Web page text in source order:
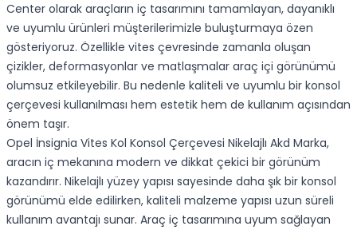
Center olarak araçların iç tasarımını tamamlayan, dayanıklı
ve uyumlu ürünleri müşterilerimizle buluşturmaya özen
gösteriyoruz. Özellikle vites çevresinde zamanla oluşan
çizikler, deformasyonlar ve matlaşmalar araç içi görünümü
olumsuz etkileyebilir. Bu nedenle kaliteli ve uyumlu bir konsol
çerçevesi kullanılması hem estetik hem de kullanım açısından
önem taşır.
Opel İnsignia Vites Kol Konsol Çerçevesi Nikelajlı Akd Marka,
aracın iç mekanına modern ve dikkat çekici bir görünüm
kazandırır. Nikelajlı yüzey yapısı sayesinde daha şık bir konsol
görünümü elde edilirken, kaliteli malzeme yapısı uzun süreli
kullanım avantajı sunar. Araç iç tasarımına uyum sağlayan